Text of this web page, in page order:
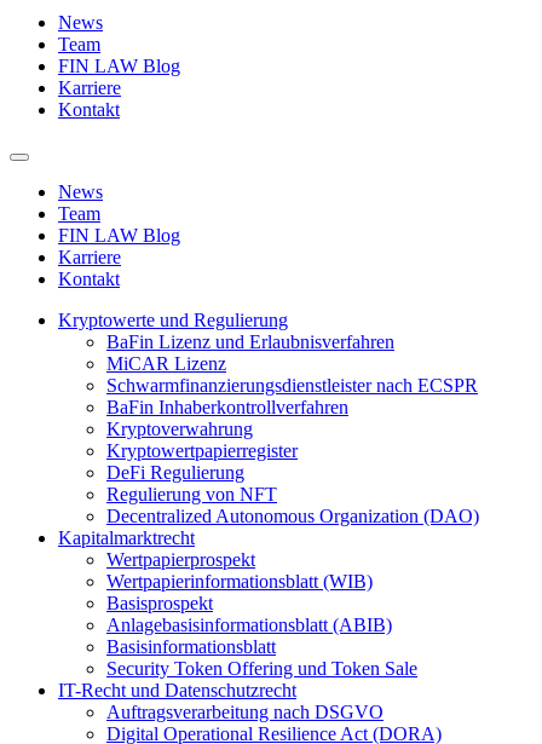
News
Team
FIN LAW Blog
Karriere
Kontakt
News
Team
FIN LAW Blog
Karriere
Kontakt
Kryptowerte und Regulierung
BaFin Lizenz und Erlaubnisverfahren
MiCAR Lizenz
Schwarmfinanzierungsdienstleister nach ECSPR
BaFin Inhaberkontrollverfahren
Kryptoverwahrung
Kryptowertpapierregister
DeFi Regulierung
Regulierung von NFT
Decentralized Autonomous Organization (DAO)
Kapitalmarktrecht
Wertpapierprospekt
Wertpapierinformationsblatt (WIB)
Basisprospekt
Anlagebasisinformationsblatt (ABIB)
Basisinformationsblatt
Security Token Offering und Token Sale
IT-Recht und Datenschutzrecht
Auftragsverarbeitung nach DSGVO
Digital Operational Resilience Act (DORA)